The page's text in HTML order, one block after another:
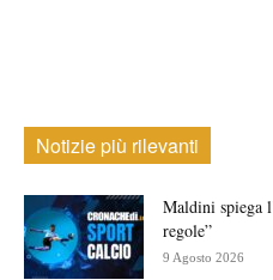
Notizie più rilevanti
Maldini spiega
regole”
9 Agosto 2026